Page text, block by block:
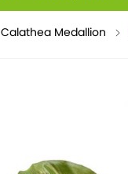
Calathea Medallion